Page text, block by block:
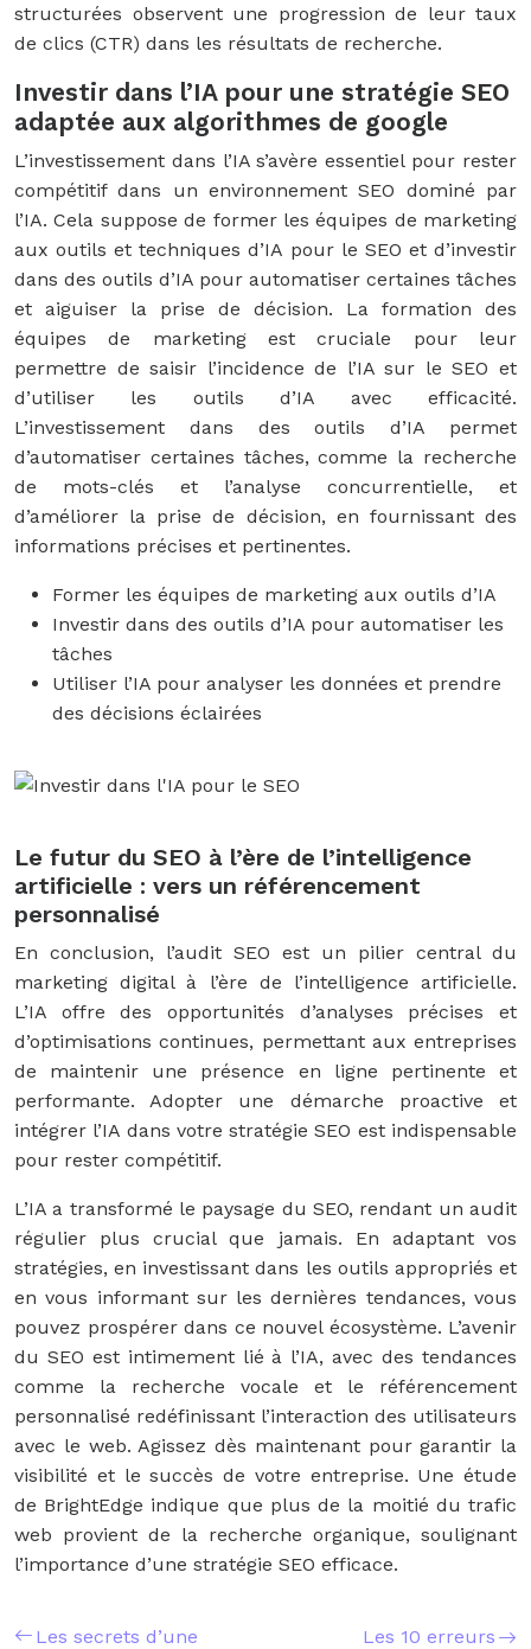
structurées observent une progression de leur taux
de clics (CTR) dans les résultats de recherche.
Investir dans l’IA pour une stratégie SEO
adaptée aux algorithmes de google
L’investissement dans l’IA s’avère essentiel pour rester
compétitif dans un environnement SEO dominé par
l’IA. Cela suppose de former les équipes de marketing
aux outils et techniques d’IA pour le SEO et d’investir
dans des outils d’IA pour automatiser certaines tâches
et aiguiser la prise de décision. La formation des
équipes de marketing est cruciale pour leur
permettre de saisir l’incidence de l’IA sur le SEO et
d’utiliser les outils d’IA avec efficacité.
L’investissement dans des outils d’IA permet
d’automatiser certaines tâches, comme la recherche
de mots-clés et l’analyse concurrentielle, et
d’améliorer la prise de décision, en fournissant des
informations précises et pertinentes.
Former les équipes de marketing aux outils d’IA
Investir dans des outils d’IA pour automatiser les
tâches
Utiliser l’IA pour analyser les données et prendre
des décisions éclairées
Le futur du SEO à l’ère de l’intelligence
artificielle : vers un référencement
personnalisé
En conclusion, l’audit SEO est un pilier central du
marketing digital à l’ère de l’intelligence artificielle.
L’IA offre des opportunités d’analyses précises et
d’optimisations continues, permettant aux entreprises
de maintenir une présence en ligne pertinente et
performante. Adopter une démarche proactive et
intégrer l’IA dans votre stratégie SEO est indispensable
pour rester compétitif.
L’IA a transformé le paysage du SEO, rendant un audit
régulier plus crucial que jamais. En adaptant vos
stratégies, en investissant dans les outils appropriés et
en vous informant sur les dernières tendances, vous
pouvez prospérer dans ce nouvel écosystème. L’avenir
du SEO est intimement lié à l’IA, avec des tendances
comme la recherche vocale et le référencement
personnalisé redéfinissant l’interaction des utilisateurs
avec le web. Agissez dès maintenant pour garantir la
visibilité et le succès de votre entreprise. Une étude
de BrightEdge indique que plus de la moitié du trafic
web provient de la recherche organique, soulignant
l’importance d’une stratégie SEO efficace.
Les secrets d’une
Les 10 erreurs